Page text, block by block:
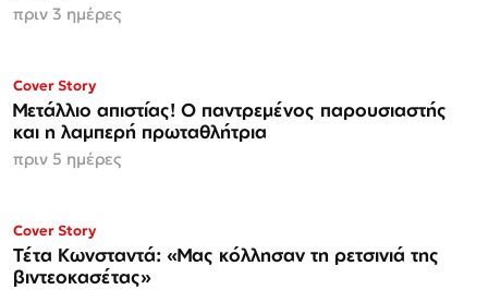
πριν 3 ημέρες
ΜΟΝΟ ΣΤΗΝ
Espresso
Cover Story
Μετάλλιο απιστίας! Ο παντρεμένος παρουσιαστής
και η λαμπερή πρωταθλήτρια
πριν 5 ημέρες
ΜΟΝΟ ΣΤΗΝ
Espresso
Cover Story
Τέτα Κωνσταντά: «Μας κόλλησαν τη ρετσινιά της
βιντεοκασέτας»